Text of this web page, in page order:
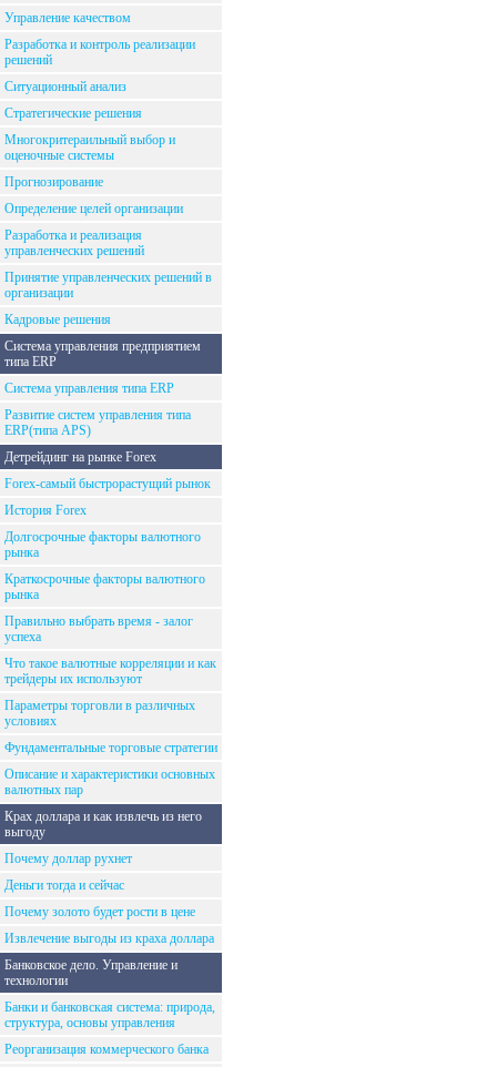
Управление качеством
Разработка и контроль реализации
решений
Ситуационный анализ
Стратегические решения
Многокритераильный выбор и
оценочные системы
Прогнозирование
Определение целей организации
Разработка и реализация
управленческих решений
Принятие управленческих решений в
организации
Кадровые решения
Система управления предприятием
типа ERP
Система управления типа ERP
Развитие систем управления типа
ERP(типа APS)
Детрейдинг на рынке Forex
Forex-самый быстрорастущий рынок
История Forex
Долгосрочные факторы валютного
рынка
Краткосрочные факторы валютного
рынка
Правильно выбрать время - залог
успеха
Что такое валютные корреляции и как
трейдеры их используют
Параметры торговли в различных
условиях
Фундаментальные торговые стратегии
Описание и характеристики основных
валютных пар
Крах доллара и как извлечь из него
выгоду
Почему доллар рухнет
Деньги тогда и сейчас
Почему золото будет рости в цене
Извлечение выгоды из краха доллара
Банковское дело. Управление и
технологии
Банки и банковская система: природа,
структура, основы управления
Реорганизация коммерческого банка